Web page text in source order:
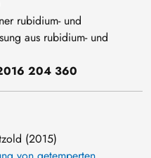
rubidium- und
aus rubidium- und
204 360
(2015)